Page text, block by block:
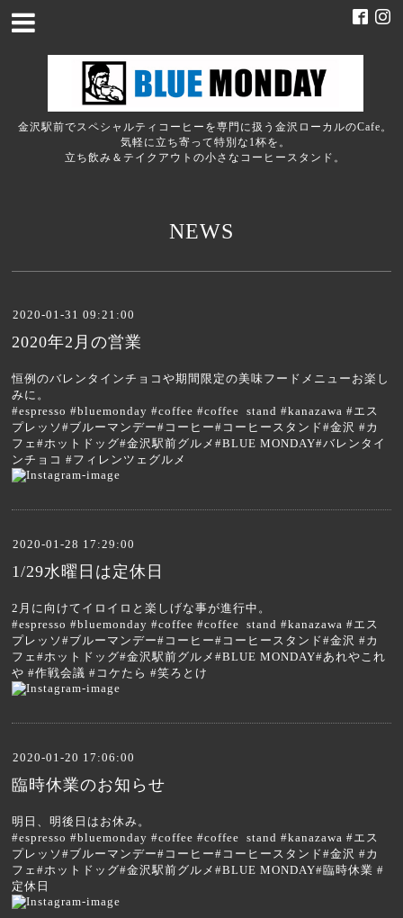
金沢駅前でスペシャルティコーヒーを専門に扱う金沢ローカルのCafe。
気軽に立ち寄って特別な1杯を。
立ち飲み＆テイクアウトの小さなコーヒースタンド。
NEWS
2020-01-31 09:21:00
2020年2月の営業
恒例のバレンタインチョコや期間限定の美味フードメニューお楽し
みに。
#espresso #bluemonday #coffee #coffee stand #kanazawa #エス
プレッソ#ブルーマンデー#コーヒー#コーヒースタンド#金沢 #カ
フェ#ホットドッグ#金沢駅前グルメ#BLUE MONDAY#バレンタイ
ンチョコ #フィレンツェグルメ
2020-01-28 17:29:00
1/29水曜日は定休日
2月に向けてイロイロと楽しげな事が進行中。
#espresso #bluemonday #coffee #coffee stand #kanazawa #エス
プレッソ#ブルーマンデー#コーヒー#コーヒースタンド#金沢 #カ
フェ#ホットドッグ#金沢駅前グルメ#BLUE MONDAY#あれやこれ
や #作戦会議 #コケたら #笑ろとけ
2020-01-20 17:06:00
臨時休業のお知らせ
明日、明後日はお休み。
#espresso #bluemonday #coffee #coffee stand #kanazawa #エス
プレッソ#ブルーマンデー#コーヒー#コーヒースタンド#金沢 #カ
フェ#ホットドッグ#金沢駅前グルメ#BLUE MONDAY#臨時休業 #
定休日